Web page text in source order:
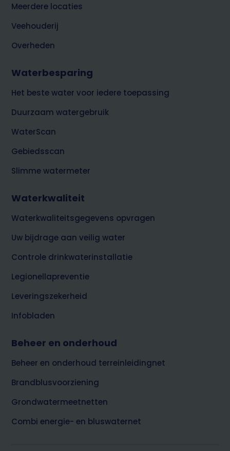
Meerdere locaties
Veehouderij
Overheden
Waterbesparing
Het beste water voor iedere toepassing
Duurzaam watergebruik
WaterScan
Gebiedsscan
Slimme watermeter
Waterkwaliteit
Waterkwaliteitsgegevens opvragen
Uw bijdrage aan veilig water
Controle drinkwaterinstallatie
Legionellapreventie
Leveringszekerheid
Infobladen
Beheer en onderhoud
Beheer en onderhoud terreinleidingnet
Brandblusvoorziening
Grondwatermeetnetten
Combi energie- en bluswaternet